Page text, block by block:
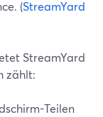
(StreamYard
StreamYard
zählt:
Teilen